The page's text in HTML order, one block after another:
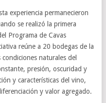
experiencia permanecieron
se realizó la primera
Programa de Cavas
reúne a 20 bodegas de la
naturales del
presión, oscuridad y
y características del vino,
y valor agregado.